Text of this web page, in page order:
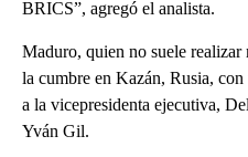
BRICS”, agregó el analista.
Maduro, quien no suele
la cumbre en Kazán, Rusia,
a la vicepresidenta ejecutiva,
Yván Gil.